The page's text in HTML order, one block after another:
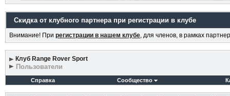
Скидка от клубного партнера при регистрации в клубе
Внимание! При регистрации в нашем клубе, для членов, в рамках
Клуб Range Rover Sport
Пользователи
Справка Сообщество